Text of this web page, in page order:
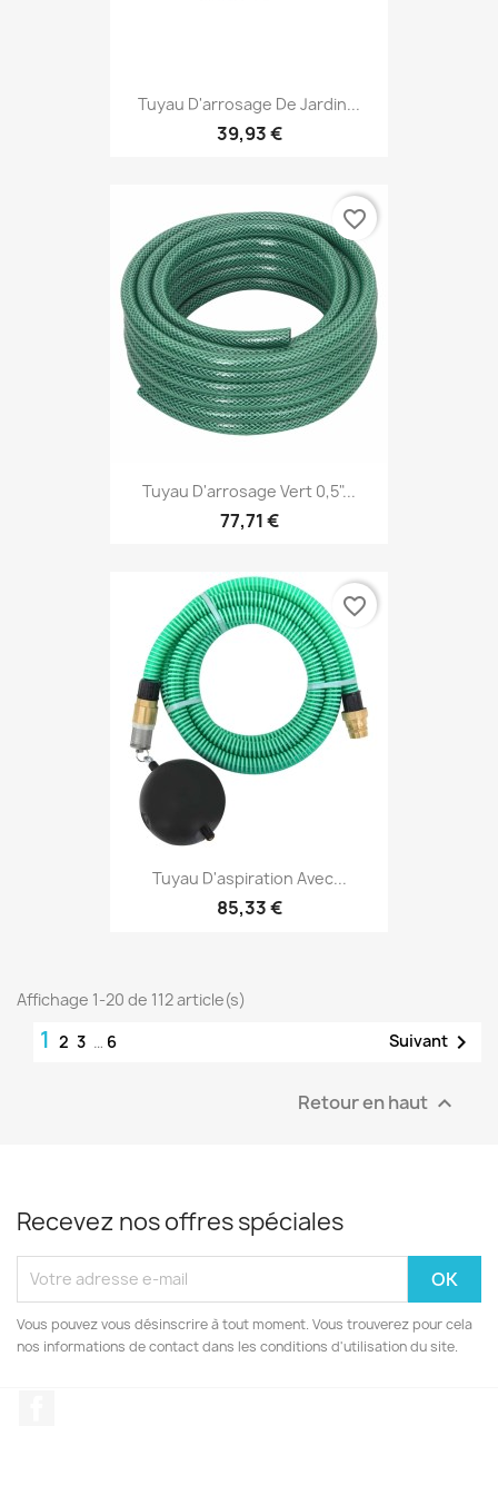
Tuyau D'arrosage De Jardin...
39,93 €
Tuyau D'arrosage Vert 0,5"...
77,71 €
favorite_border
Tuyau D'aspiration Avec...
85,33 €
favorite_border
Affichage 1-20 de 112 article(s)
1 2 3 … 6 Suivant 
Retour en haut 
Recevez nos offres spéciales
Vous pouvez vous désinscrire à tout moment. Vous trouverez pour cela
nos informations de contact dans les conditions d'utilisation du site.